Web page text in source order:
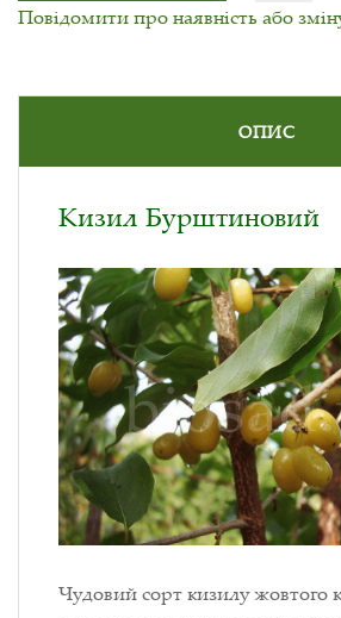
Повідомити про наявність або
ОПИС
Кизил Бурштиновий
Чудовий сорт кизилу жовтого